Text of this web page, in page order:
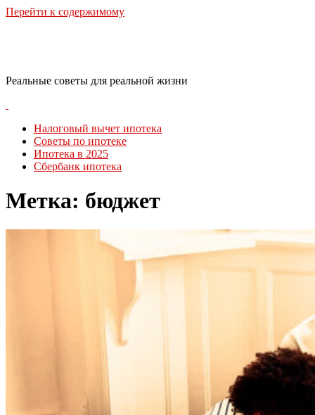
Перейти к содержимому
Реальные советы для реальной жизни
Налоговый вычет ипотека
Советы по ипотеке
Ипотека в 2025
Сбербанк ипотека
Метка: бюджет